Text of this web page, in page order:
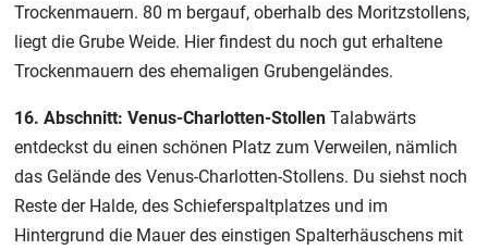
Trockenmauern. 80 m bergauf, oberhalb des Moritzstollens,
liegt die Grube Weide. Hier findest du noch gut erhaltene
Trockenmauern des ehemaligen Grubengeländes.
16. Abschnitt: Venus-Charlotten-Stollen Talabwärts
entdeckst du einen schönen Platz zum Verweilen, nämlich
das Gelände des Venus-Charlotten-Stollens. Du siehst noch
Reste der Halde, des Schieferspaltplatzes und im
Hintergrund die Mauer des einstigen Spalterhäuschens mit